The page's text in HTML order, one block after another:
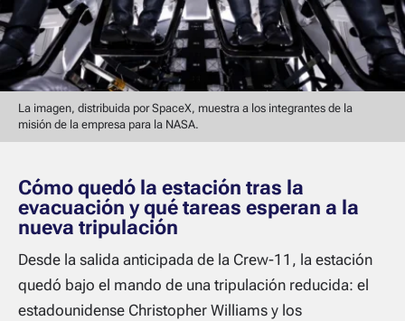
La imagen, distribuida por SpaceX, muestra a los integrantes de la
misión de la empresa para la NASA.
Cómo quedó la estación tras la
evacuación y qué tareas esperan a la
nueva tripulación
Desde la salida anticipada de la Crew-11, la estación
quedó bajo el mando de una tripulación reducida: el
estadounidense Christopher Williams y los